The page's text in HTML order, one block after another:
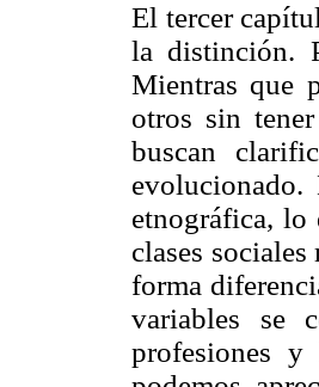
El tercer
la distinción.
Mientras que
otros sin
buscan
evolucionado.
etnográfica, lo
clases
forma
variables se
profesiones y